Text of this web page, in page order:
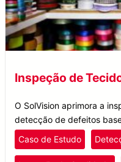
Inspeção de
O SolVision aprimora a
detecção de defeitos
de qualidade para fitas
têxtil.
Caso de Estudo